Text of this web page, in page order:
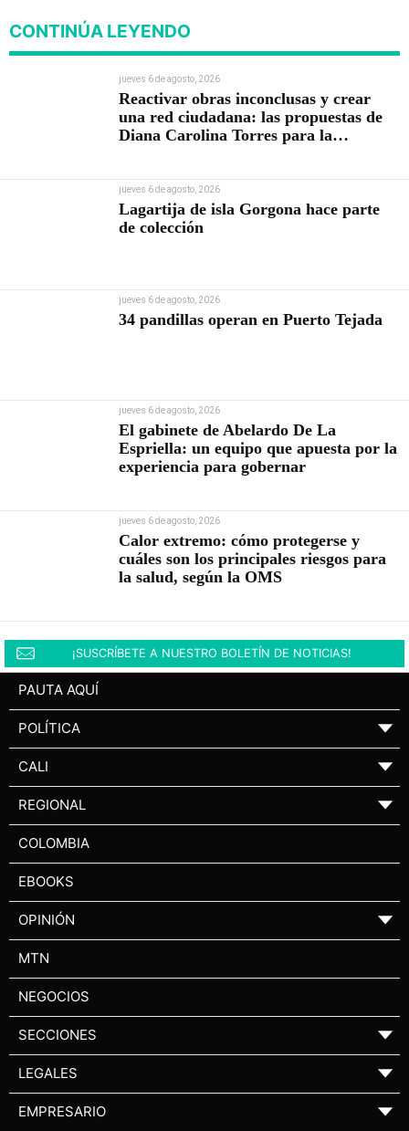
CONTINÚA LEYENDO
jueves 6 de agosto, 2026
Reactivar obras inconclusas y crear
una red ciudadana: las propuestas de
Diana Carolina Torres para la
jueves 6 de agosto, 2026
Lagartija de isla Gorgona hace parte
de colección
jueves 6 de agosto, 2026
34 pandillas operan en Puerto Tejada
jueves 6 de agosto, 2026
El gabinete de Abelardo De La
Espriella: un equipo que apuesta por la
experiencia para gobernar
jueves 6 de agosto, 2026
Calor extremo: cómo protegerse y
cuáles son los principales riesgos para
la salud, según la OMS
¡SUSCRÍBETE A NUESTRO BOLETÍN DE NOTICIAS!
PAUTA AQUÍ
POLÍTICA ▼
CALI ▼
REGIONAL ▼
COLOMBIA
EBOOKS
OPINIÓN ▼
MTN
NEGOCIOS
SECCIONES ▼
LEGALES ▼
EMPRESARIO ▼